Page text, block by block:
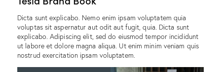
Dicta sunt explicabo. Nemo enim ipsam voluptatem quia
voluptas sit aspernatur aut odit aut fugit, quia. Dicta sunt
explicabo. Adipiscing elit, sed do eiusmod tempor incididunt
ut labore et dolore magna aliqua. Ut enim minim veniam quis
nostrud exercitation ipsam voluptatem.